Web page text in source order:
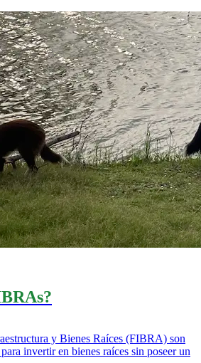
y Bienes Raíces (FIBRA) son
invertir en bienes raíces sin poseer un